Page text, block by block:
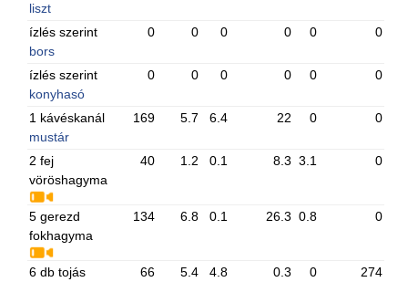
liszt
ízlés szerint
bors
0 0 0 0 0 0
ízlés szerint
konyhasó
0 0 0 0 0 0
1 kávéskanál
mustár
169 5.7 6.4 22 0 0
2 fej
vöröshagyma
40 1.2 0.1 8.3 3.1 0
5 gerezd
fokhagyma
134 6.8 0.1 26.3 0.8 0
6 db tojás 66 5.4 4.8 0.3 0
274